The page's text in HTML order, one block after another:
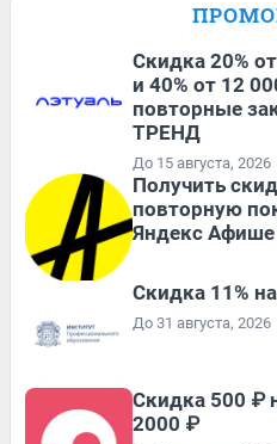
Скидка 20%
и 40% от 12
повторные
ТРЕНД
До 15 августа, 2026
Получить
повторную
Яндекс Афише
Скидка 11%
До 31 августа, 2026
Скидка 500 ₽
2000 ₽